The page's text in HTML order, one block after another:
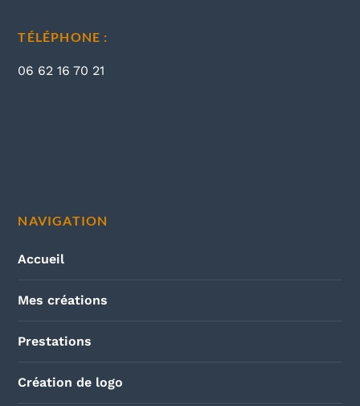
TÉLÉPHONE :
06 62 16 70 21
NAVIGATION
Accueil
Mes créations
Prestations
Création de logo